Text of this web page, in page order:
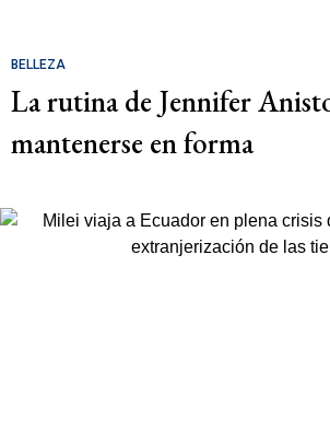
BELLEZA
La rutina de Jennifer
mantenerse en forma